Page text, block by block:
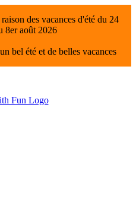
des vacances d'été du 24
8er août 2026
bel été et de belles vacances